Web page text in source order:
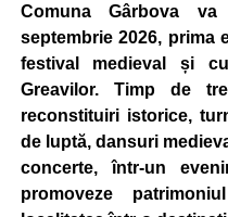
Comuna Gârbova
septembrie 2026, prima
festival medieval și
Greavilor. Timp de
reconstituiri istorice,
de luptă, dansuri
concerte, într-un
promoveze